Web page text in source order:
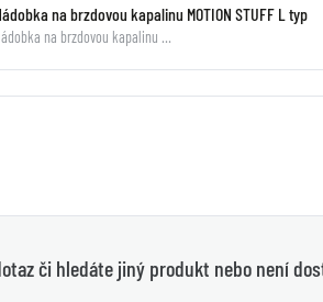
na brzdovou kapalinu MOTION STUFF L typ
na brzdovou kapalinu …
či hledáte jiný produkt nebo není